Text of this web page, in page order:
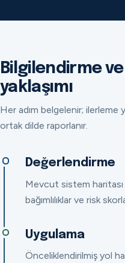
Bilgilendirme
yaklaşımı
Her adım belgelenir;
ortak dilde raporlanır.
Değerlendirme
Mevcut sistem haritası
bağımlılıklar ve risk
Uygulama
Önceliklendirilmiş yol